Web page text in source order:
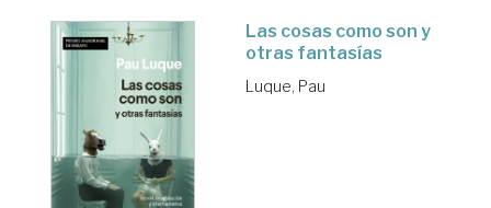
Las cosas como son y
otras fantasías
Luque, Pau